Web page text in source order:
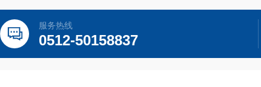
服务热线
0512-50158837